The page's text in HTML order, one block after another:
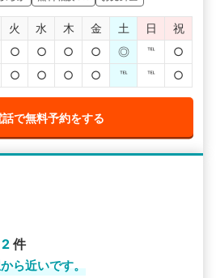
火 水 木 金 土 日
祝
○ ○ ○ ○ ◎ ℡
○
○ ○ ○ ○ ℡ ℡ ○
話で無料予約をする
2 件
ら近いです。